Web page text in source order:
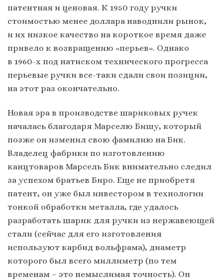
патентная и ценовая. К 1950 году ручки
стоимостью менее доллара наводнили рынок,
и их низкое качество на короткое время даже
привело к возвращению «перьев». Однако
в 1960-х под натиском технического прогресса
перьевые ручки все-таки сдали свои позиции,
на этот раз окончательно.
Новая эра в производстве шариковых ручек
началась благодаря Марселю Бишу, который
позже он изменил свою фамилию на Бик.
Владелец фабрики по изготовлению
канцтоваров Марсель Бик внимательно следил
за успехом братьев Биро. Еще не приобретя
патент, он уже был инвестором в технологии
тонкой обработки металла, где удалось
разработать шарик для ручки из нержавеющей
стали (сейчас для его изготовления
используют карбид вольфрама), диаметр
которого был всего миллиметр (по тем
временам – это немыслимая точность). Он